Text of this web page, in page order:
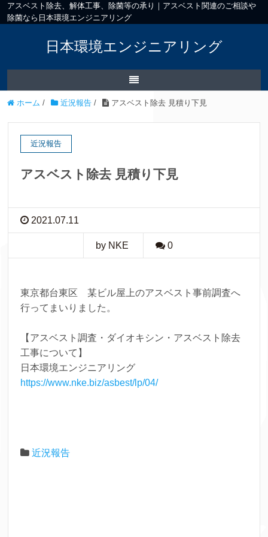
アスベスト除去、解体工事、除菌等の承り｜アスベスト関連のご相談や
除菌なら日本環境エンジニアリング
日本環境エンジニアリング
ホーム / 近況報告 / アスベスト除去 見積り下見
近況報告
アスベスト除去 見積り下見
2021.07.11
by NKE 0
東京都台東区 某ビル屋上のアスベスト事前調査へ
行ってまいりました。
【アスベスト調査・ダイオキシン・アスベスト除去
工事について】
日本環境エンジニアリング
https://www.nke.biz/asbest/lp/04/
近況報告